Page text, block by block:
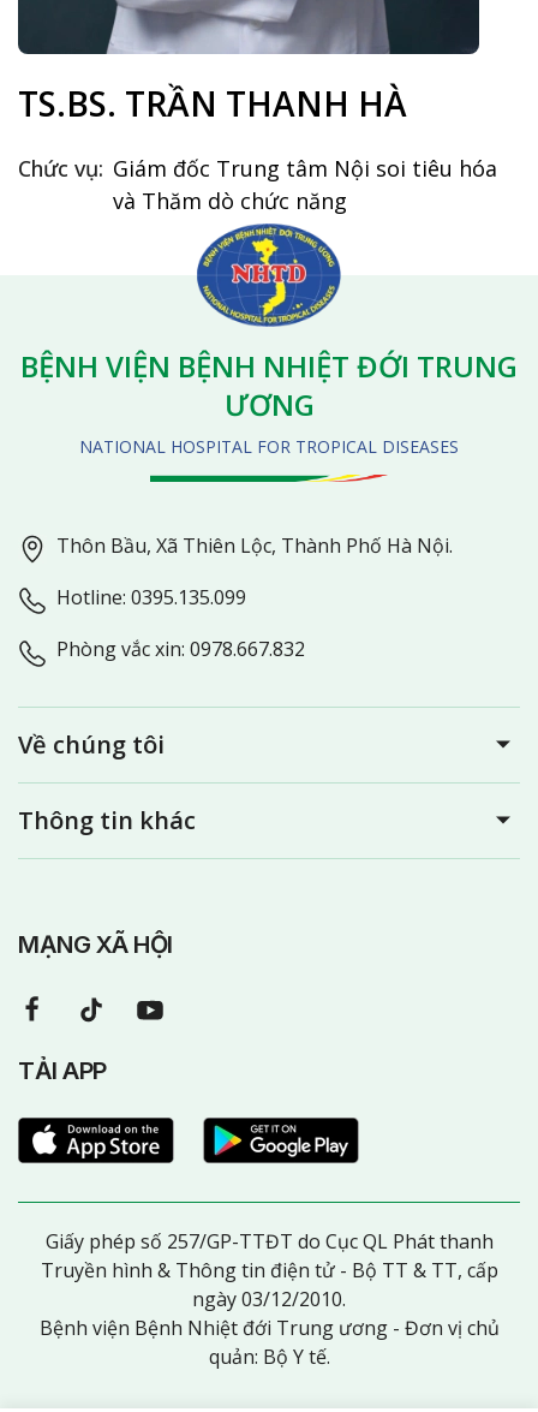
TS.BS. TRẦN THANH HÀ
Chức vụ: Giám đốc Trung tâm Nội soi tiêu hóa
và Thăm dò chức năng
BỆNH VIỆN BỆNH NHIỆT ĐỚI TRUNG
ƯƠNG
NATIONAL HOSPITAL FOR TROPICAL DISEASES
Thôn Bầu, Xã Thiên Lộc, Thành Phố Hà Nội.
Hotline: 0395.135.099
Phòng vắc xin: 0978.667.832
Về chúng tôi
Thông tin khác
MẠNG XÃ HỘI
TẢI APP
Giấy phép số 257/GP-TTĐT do Cục QL Phát thanh
Truyền hình & Thông tin điện tử - Bộ TT & TT, cấp
ngày 03/12/2010.
Bệnh viện Bệnh Nhiệt đới Trung ương - Đơn vị chủ
quản: Bộ Y tế.